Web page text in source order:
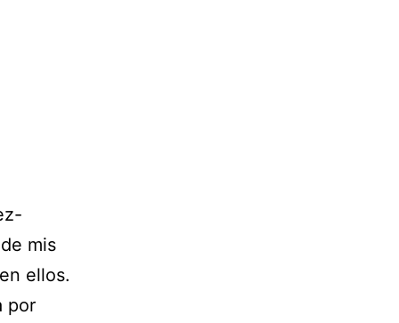
mis
ellos.
por